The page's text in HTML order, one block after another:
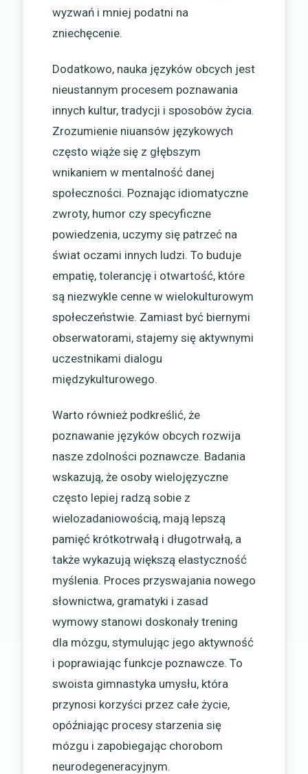
wyzwań i mniej podatni na
zniechęcenie.
Dodatkowo, nauka języków obcych jest
nieustannym procesem poznawania
innych kultur, tradycji i sposobów życia.
Zrozumienie niuansów językowych
często wiąże się z głębszym
wnikaniem w mentalność danej
społeczności. Poznając idiomatyczne
zwroty, humor czy specyficzne
powiedzenia, uczymy się patrzeć na
świat oczami innych ludzi. To buduje
empatię, tolerancję i otwartość, które
są niezwykle cenne w wielokulturowym
społeczeństwie. Zamiast być biernymi
obserwatorami, stajemy się aktywnymi
uczestnikami dialogu
międzykulturowego.
Warto również podkreślić, że
poznawanie języków obcych rozwija
nasze zdolności poznawcze. Badania
wskazują, że osoby wielojęzyczne
często lepiej radzą sobie z
wielozadaniowością, mają lepszą
pamięć krótkotrwałą i długotrwałą, a
także wykazują większą elastyczność
myślenia. Proces przyswajania nowego
słownictwa, gramatyki i zasad
wymowy stanowi doskonały trening
dla mózgu, stymulując jego aktywność
i poprawiając funkcje poznawcze. To
swoista gimnastyka umysłu, która
przynosi korzyści przez całe życie,
opóźniając procesy starzenia się
mózgu i zapobiegając chorobom
neurodegeneracyjnym.